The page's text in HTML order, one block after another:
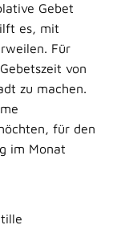
Gebet
es, mit
Für
von
zu machen.
für den
im Monat